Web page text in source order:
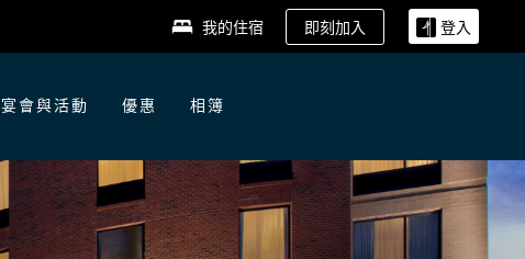
我的住宿 即刻加入 登入
宴會與活動 優惠 相簿